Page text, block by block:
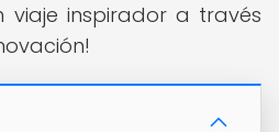
viaje inspirador a través